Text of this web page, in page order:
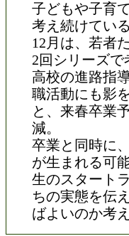
子どもや子育
考え続けてい
12月は、若者
2回シリーズ
高校の進路指
職活動にも影
と、来春卒業
減。
卒業と同時に
が生まれる可
生のスタート
ちの実態を伝
ばよいのか考